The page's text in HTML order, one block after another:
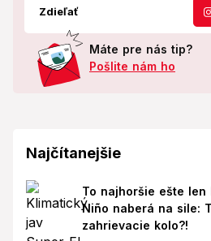
Zdieľať
Máte pre nás tip?
Pošlite nám ho
Najčítanejšie
To najhoršie ešte len
Niño naberá na sile:
zahrievacie kolo?!